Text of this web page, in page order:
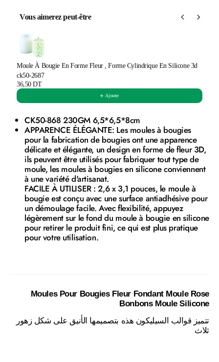
Vous aimerez peut-être
Moule À Bougie En Forme Fleur , Forme Cylindrique En Silicone 3d
ck50-2687
36,50 DT
Ajouter
CK50-868 230GM 6,5*6,5*8cm
APPARENCE ÉLÉGANTE: Les moules à bougies
pour la fabrication de bougies ont une apparence
délicate et élégante, un design en forme de fleur 3D,
ils peuvent être utilisés pour fabriquer tout type de
moule, les moules à bougies en silicone conviennent
à une variété d'artisanat.
FACILE À UTILISER : 2,6 x 3,1 pouces, le moule à
bougie est conçu avec une surface antiadhésive pour
un démoulage facile. Avec flexibilité, appuyez
légèrement sur le fond du moule à bougie en silicone
pour retirer le produit fini, ce qui est plus pratique
pour votre utilisation.
Moules Pour Bougies Fleur Fondant Moule Rose
Bonbons Moule Silicone
تتميز قوالب السيليكون هذه بتصميمها الأنيق على شكل زهور
ثلاث